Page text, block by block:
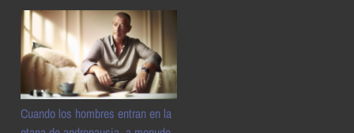
Cuando los hombres entran en la